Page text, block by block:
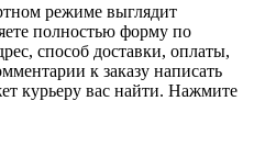
режиме выглядит
полностью форму по
способ доставки, оплаты,
к заказу написать
курьеру вас найти. Нажмите